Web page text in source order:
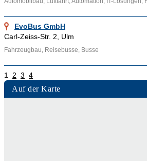
EvoBus GmbH
Carl-Zeiss-Str. 2, Ulm
Fahrzeugbau, Reisebusse, Busse
1 2 3 4
Auf der Karte